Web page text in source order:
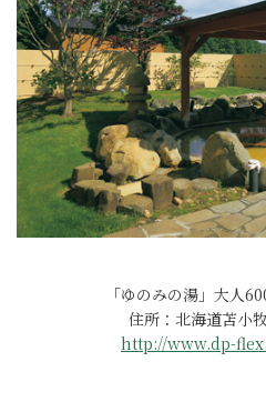
「ゆのみの湯」大人
住所：北海道苫小
http://www.dp-